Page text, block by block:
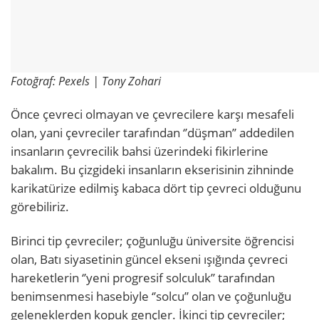
Fotoğraf: Pexels | Tony Zohari
Önce çevreci olmayan ve çevrecilere karşı mesafeli
olan, yani çevreciler tarafından ‘’düşman’’ addedilen
insanların çevrecilik bahsi üzerindeki fikirlerine
bakalım. Bu çizgideki insanların ekserisinin zihninde
karikatürize edilmiş kabaca dört tip çevreci olduğunu
görebiliriz.
Birinci tip çevreciler; çoğunluğu üniversite öğrencisi
olan, Batı siyasetinin güncel ekseni ışığında çevreci
hareketlerin ‘’yeni progresif solculuk’’ tarafından
benimsenmesi hasebiyle ‘’solcu’’ olan ve çoğunluğu
geleneklerden kopuk gençler. İkinci tip çevreciler;